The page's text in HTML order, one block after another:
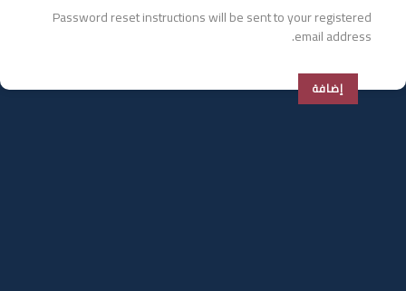
Password reset instructions will be sent to your registered
email address.